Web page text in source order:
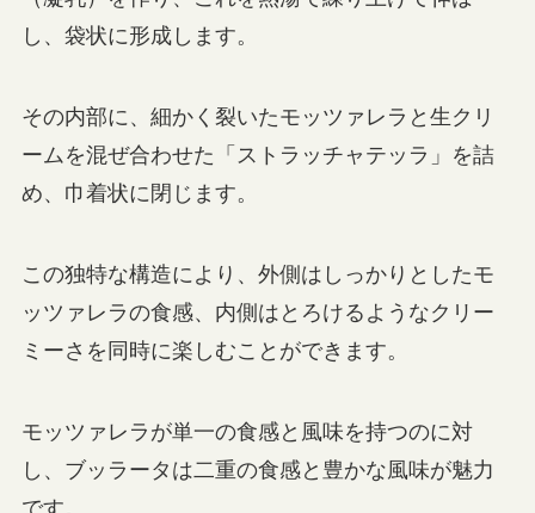
し、袋状に形成します。
その内部に、細かく裂いたモッツァレラと生クリ
ームを混ぜ合わせた「ストラッチャテッラ」を詰
め、巾着状に閉じます。
この独特な構造により、外側はしっかりとしたモ
ッツァレラの食感、内側はとろけるようなクリー
ミーさを同時に楽しむことができます。
モッツァレラが単一の食感と風味を持つのに対
し、ブッラータは二重の食感と豊かな風味が魅力
です。